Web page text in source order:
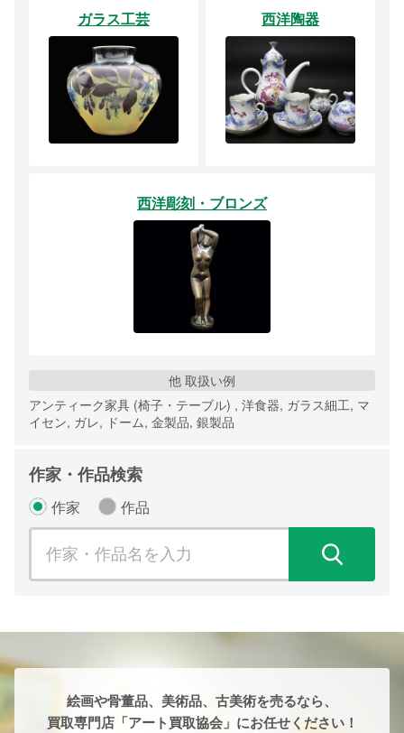
ガラス工芸 西洋陶器
西洋彫刻・ブロンズ
他 取扱い例
アンティーク家具 (椅子・テーブル) , 洋食器, ガラス細工, マ
イセン, ガレ, ドーム, 金製品, 銀製品
作家・作品検索
作家 作品
絵画や骨董品、美術品、古美術を売るなら、
買取専門店「アート買取協会」にお任せください！